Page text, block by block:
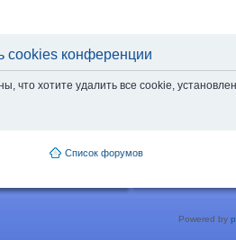
cookies конференции
что хотите удалить все cookie,
Список форумов
Powered by